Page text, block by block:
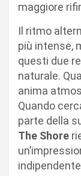
maggiore
Il ritmo
più intense,
questi due
naturale.
anima
Quando
parte della
The Shore